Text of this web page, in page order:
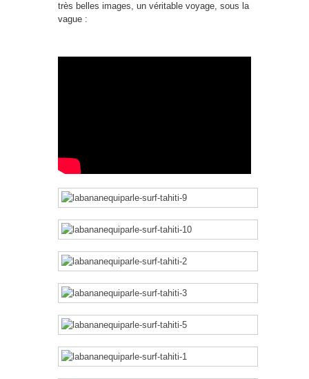
très belles images, un véritable voyage, sous la
vague :